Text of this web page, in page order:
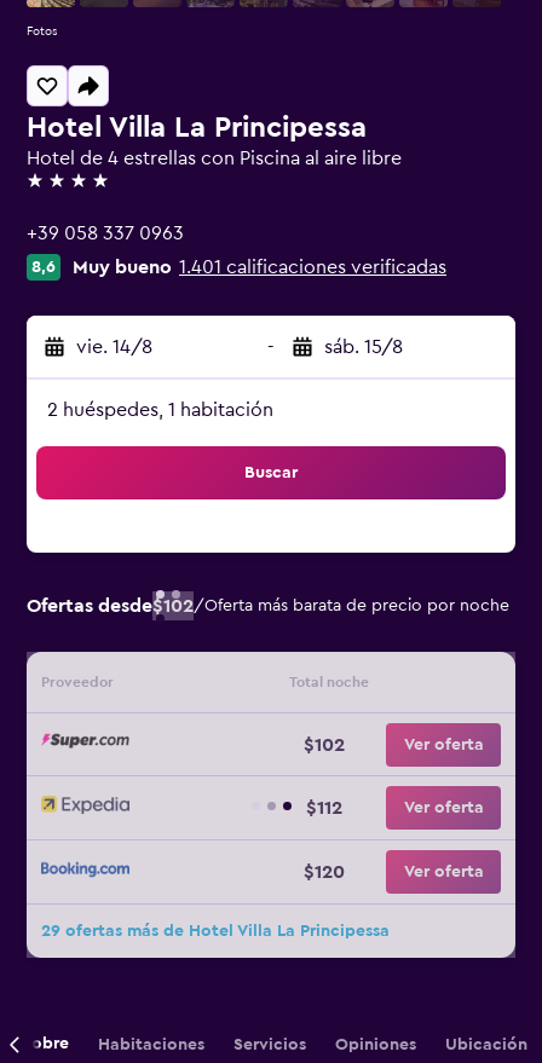
Hotel Villa La Principessa
Hotel de 4 estrellas con Piscina al aire libre
4 estrellas
+39 058 337 0963
8,6 Muy bueno 1.401 calificaciones verificadas
vie. 14/8 - sáb. 15/8
2 huéspedes, 1 habitación
Buscar
Ofertas desde$102/Oferta más barata de precio por noche
Proveedor Total noche
$102 Ver oferta
$112 Ver oferta
$120 Ver oferta
29 ofertas más de Hotel Villa La Principessa
Fotos
Sobre Habitaciones Servicios Opiniones Ubicación